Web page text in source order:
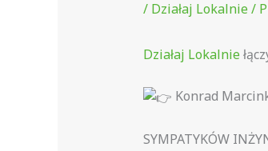
/ Działaj Lokalnie/
Działaj Lokalnie
Konrad
SYMPATYKÓW